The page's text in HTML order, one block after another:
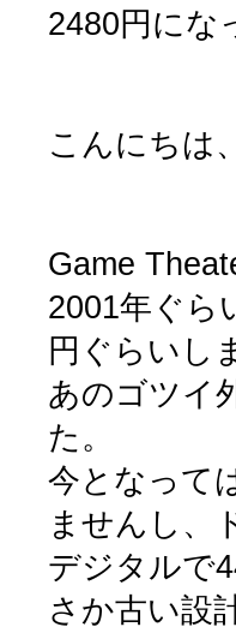
2480円にな
こんにちは
Game
2001年ぐら
円ぐらいし
あのゴツイ
た。
今となって
ませんし、
デジタルで
さか古い設